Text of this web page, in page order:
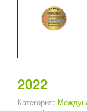
2022
Категория: